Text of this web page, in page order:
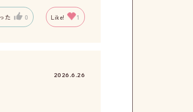
た 0 Like! 1
2026.6.26